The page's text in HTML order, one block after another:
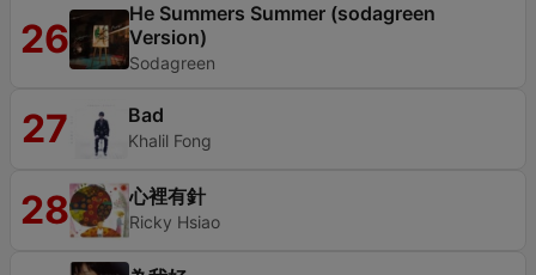
26
He Summers Summer (sodagreen
Version)
Sodagreen
27 Bad
Khalil Fong
28 心裡有針
Ricky Hsiao